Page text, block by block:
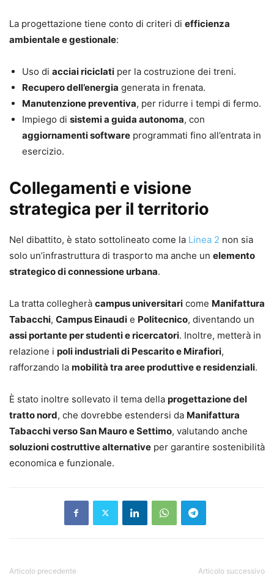
La progettazione tiene conto di criteri di efficienza
ambientale e gestionale:
Uso di acciai riciclati per la costruzione dei treni.
Recupero dell’energia generata in frenata.
Manutenzione preventiva, per ridurre i tempi di fermo.
Impiego di sistemi a guida autonoma, con
aggiornamenti software programmati fino all’entrata in
esercizio.
Collegamenti e visione
strategica per il territorio
Nel dibattito, è stato sottolineato come la Linea 2 non sia
solo un’infrastruttura di trasporto ma anche un elemento
strategico di connessione urbana.
La tratta collegherà campus universitari come Manifattura
Tabacchi, Campus Einaudi e Politecnico, diventando un
assi portante per studenti e ricercatori. Inoltre, metterà in
relazione i poli industriali di Pescarito e Mirafiori,
rafforzando la mobilità tra aree produttive e residenziali.
È stato inoltre sollevato il tema della progettazione del
tratto nord, che dovrebbe estendersi da Manifattura
Tabacchi verso San Mauro e Settimo, valutando anche
soluzioni costruttive alternative per garantire sostenibilità
economica e funzionale.
Articolo precedente Articolo successivo